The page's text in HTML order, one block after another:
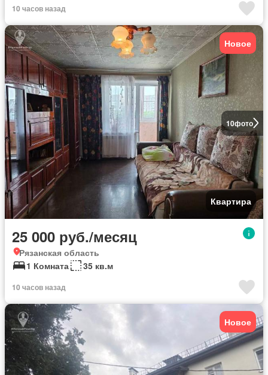
10 часов назад
10фото
Новое
Квартира
25 000 руб./месяц
Рязанская область
1 Комната
35 кв.м
10 часов назад
Новое